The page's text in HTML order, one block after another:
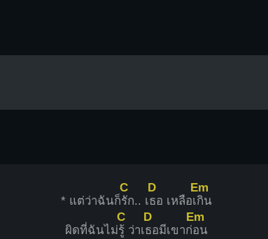
* แต่ว่าฉันก็
C
รัก.. เ
D
ธอ เหลือเ
Em
กิน
ผิดที่ฉันไม่
C
รู้ ว่าเ
D
ธอมีเขาก่
Em
อน